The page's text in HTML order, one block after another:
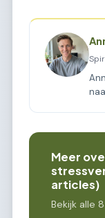
Meer
articles)
Bekijk alle